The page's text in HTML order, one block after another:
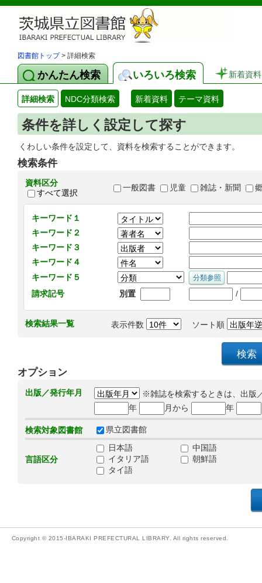
図書館トップ> 詳細検索
かんたん検索 いろいろ検索 新着資料
詳細検索 NDC分類検索 新着資料 テーマ資料
条件を詳しく設定して探す
くわしい条件を設定して、資料を検索することができます。
検索条件
資料区分
すべて選択
一般図書 児童 雑誌・新聞
キーワード１
キーワード２
キーワード３
キーワード４
キーワード５
請求記号
別置 /
検索結果一覧 表示件数 ソート順
オプション
出版／発行年月
※雑誌を検索するときは、出版
年
月から 年
検索対象図書館 県立図書館
言語区分
日本語
中国語
イタリア語
朝鮮語
タイ語
Copyright © 2015-IBARAKI PREFECTURAL LIBRARY. All rights reserved.